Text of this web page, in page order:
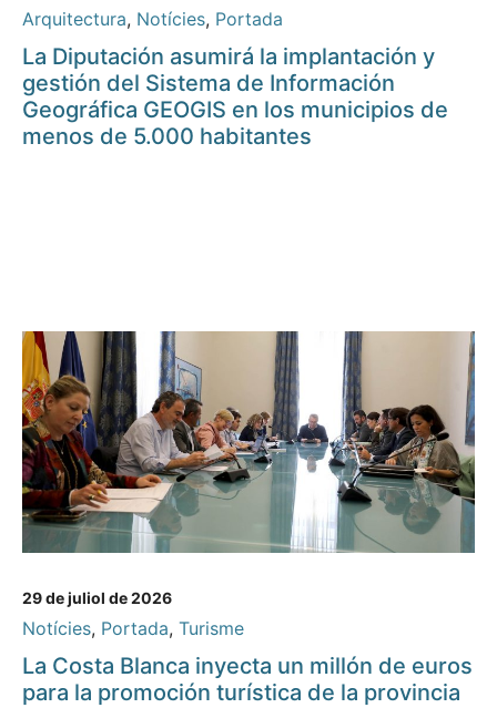
Arquitectura, Notícies, Portada
La Diputación asumirá la implantación y
gestión del Sistema de Información
Geográfica GEOGIS en los municipios de
menos de 5.000 habitantes
29 de juliol de 2026
Notícies, Portada, Turisme
La Costa Blanca inyecta un millón de euros
para la promoción turística de la provincia